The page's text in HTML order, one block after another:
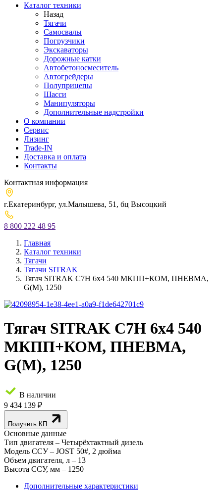
Каталог техники
Назад
Тягачи
Cамосвалы
Погрузчики
Экскаваторы
Дорожные катки
Автобетоносмеситель
Автогрейдеры
Полуприцепы
Шасси
Манипуляторы
Дополнительные надстройки
О компании
Сервис
Лизинг
Trade-IN
Доставка и оплата
Контакты
Контактная информация
г.Екатеринбург, ул.Малышева, 51, бц Высоцкий
8 800 222 48 95
Главная
Каталог техники
Тягачи
Тягачи SITRAK
Тягач SITRAK C7H 6x4 540 МКПП+КОМ, ПНЕВМА,
G(М), 1250
Тягач SITRAK C7H 6x4 540
МКПП+КОМ, ПНЕВМА,
G(М), 1250
В наличии
9 434 139 ₽
Получить КП
Основные данные
Тип двигателя – Четырёхтактный дизель
Модель ССУ – JOST 50#, 2 дюйма
Объем двигателя, л – 13
Высота ССУ, мм – 1250
Дополнительные характеристики